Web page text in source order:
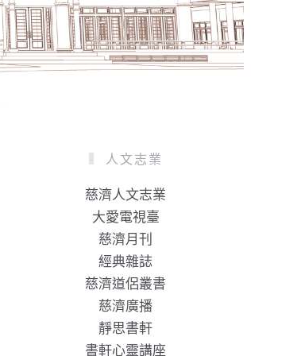
人文志業
慈濟人文志業
大愛電視臺
慈濟月刊
經典雜誌
慈濟道侶叢書
慈濟廣播
靜思書軒
書軒心靈講座